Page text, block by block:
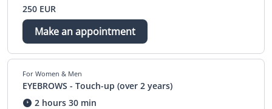
250 EUR
Make an appointment
For Women & Men
EYEBROWS - Touch-up (over 2 years)
2 hours 30 min